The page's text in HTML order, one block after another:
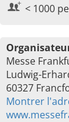
< 1000
Messe
Ludwig-
60327
Montrer